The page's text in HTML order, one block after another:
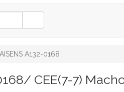
AISENS A132-0168
CEE(7-7)